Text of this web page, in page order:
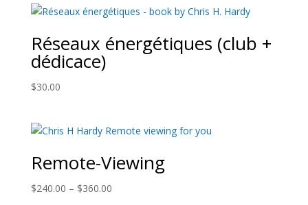
Réseaux énergétiques (club +
dédicace)
$30.00
Remote-Viewing
$240.00 – $360.00Price